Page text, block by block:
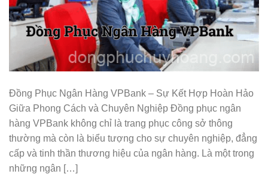
Đồng Phục Ngân Hàng VPBank – Sự Kết Hợp Hoàn Hảo
Giữa Phong Cách và Chuyên Nghiệp Đồng phục ngân
hàng VPBank không chỉ là trang phục công sở thông
thường mà còn là biểu tượng cho sự chuyên nghiệp, đẳng
cấp và tinh thần thương hiệu của ngân hàng. Là một trong
những ngân […]